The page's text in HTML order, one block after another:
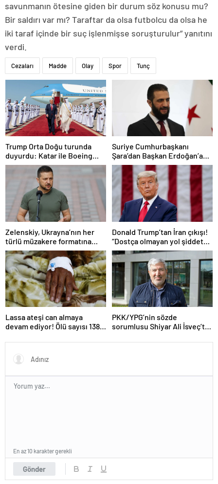
savunmanın ötesine giden bir durum söz konusu mu?
Bir saldırı var mı? Taraftar da olsa futbolcu da olsa he
iki taraf içinde bir suç işlenmişse soruşturulur” yanıtını
verdi.
Cezaları Madde Olay Spor Tunç
Trump Orta Doğu turunda
duyurdu: Katar ile Boeing
arasında 200 milyar dolarlık
Suriye Cumhurbaşkanı
Şara’dan Başkan Erdoğan’a
teşekkür
Zelenskiy, Ukrayna’nın her
türlü müzakere formatına
hazır olduğunu duyurdu!
Donald Trump’tan İran çıkışı!
“Dostça olmayan yol şiddet
içeriyor ve ben bunu
istemiyorum”
Lassa ateşi can almaya
devam ediyor! Ölü sayısı 138’e
PKK/YPG’nin sözde
sorumlusu Shiyar Ali İsveç’te
Gönder
En az 10 karakter gerekli